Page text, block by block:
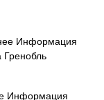
Информация
Информация